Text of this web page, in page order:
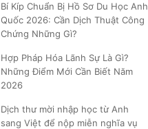
Bí Kíp Chuẩn Bị Hồ Sơ Du Học Anh
Quốc 2026: Cần Dịch Thuật Công
Chứng Những Gì?
Hợp Pháp Hóa Lãnh Sự Là Gì?
Những Điểm Mới Cần Biết Năm
2026
Dịch thư mời nhập học từ Anh
sang Việt để nộp miễn nghĩa vụ